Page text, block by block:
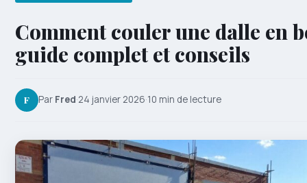
Comment couler une dalle en
guide complet et conseils
F Par Fred·24 janvier 2026·10 min de lecture